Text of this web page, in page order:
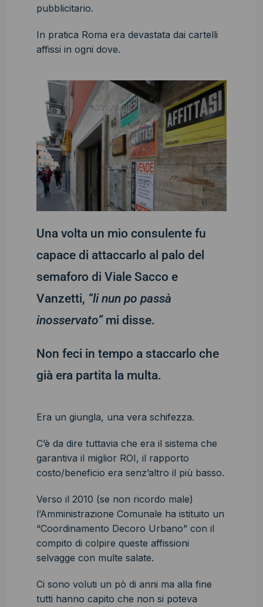
pubblicitario.
In pratica Roma era devastata dai cartelli
affissi in ogni dove.
Una volta un mio consulente fu
capace di attaccarlo al palo del
semaforo di Viale Sacco e
Vanzetti, “li nun po passà
inosservato”mi disse.
Non feci in tempo a staccarlo che
già era partita la multa.
Era un giungla, una vera schifezza.
C’è da dire tuttavia che era il sistema che
garantiva il miglior ROI, il rapporto
costo/beneficio era senz’altro il più basso.
Verso il 2010 (se non ricordo male)
l’Amministrazione Comunale ha istituito un
“Coordinamento Decoro Urbano” con il
compito di colpire queste affissioni
selvagge con multe salate.
Ci sono voluti un pò di anni ma alla fine
tutti hanno capito che non si poteva